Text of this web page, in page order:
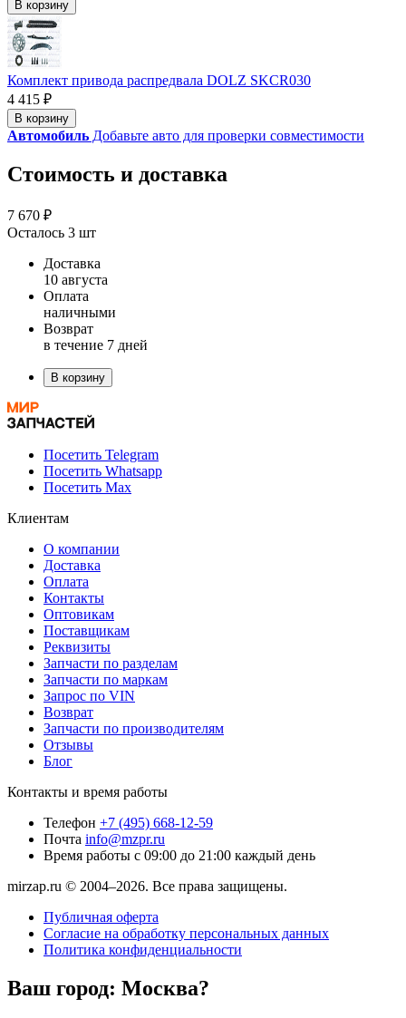
В корзину
Комплект привода распредвала DOLZ SKCR030
4 415 ₽
В корзину
Автомобиль Добавьте авто для проверки совместимости
Стоимость и доставка
7 670 ₽
Осталось 3 шт
Доставка
10 августа
Оплата
наличными
Возврат
в течение 7 дней
В корзину
Посетить Telegram
Посетить Whatsapp
Посетить Max
Клиентам
О компании
Доставка
Оплата
Контакты
Оптовикам
Поставщикам
Реквизиты
Запчасти по разделам
Запчасти по маркам
Запрос по VIN
Возврат
Запчасти по производителям
Отзывы
Блог
Контакты и время работы
Телефон +7 (495) 668-12-59
Почта info@mzpr.ru
Время работы с 09:00 до 21:00 каждый день
mirzap.ru © 2004–2026. Все права защищены.
Публичная оферта
Согласие на обработку персональных данных
Политика конфиденциальности
Ваш город: Москва?